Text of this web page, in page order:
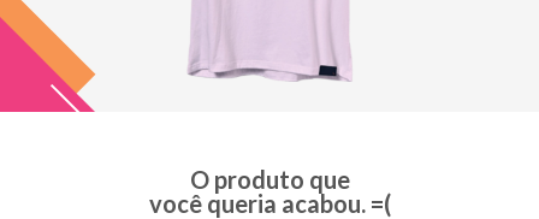
O produto que
você queria acabou. =(